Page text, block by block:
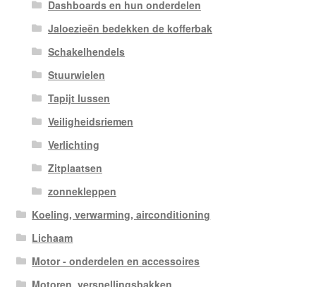
Dashboards en hun onderdelen
Jaloezieën bedekken de kofferbak
Schakelhendels
Stuurwielen
Tapijt lussen
Veiligheidsriemen
Verlichting
Zitplaatsen
zonnekleppen
Koeling, verwarming, airconditioning
Lichaam
Motor - onderdelen en accessoires